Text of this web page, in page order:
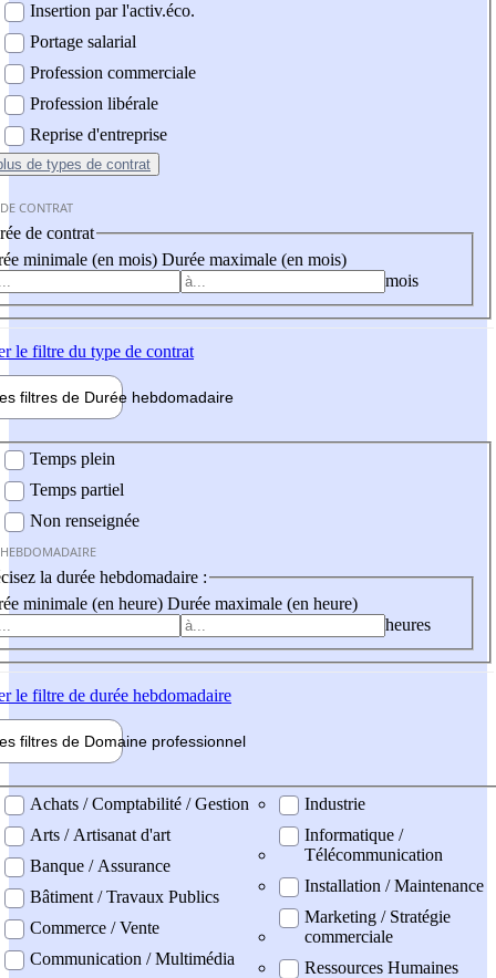
Insertion par l'activ.éco.
Portage salarial
Profession commerciale
Profession libérale
Reprise d'entreprise
de types de contrat
CONTRAT
de contrat
minimale (en mois) Durée maximale (en mois)
mois
le filtre du type de contrat
filtres de Durée hebdomadaire
Temps plein
Temps partiel
Non renseignée
la durée hebdomadaire :
minimale (en heure) Durée maximale (en heure)
heures
le filtre de durée hebdomadaire
filtres de Domaine professionnel
professionel
Achats / Comptabilité / Gestion
Arts / Artisanat d'art
Banque / Assurance
Bâtiment / Travaux Publics
Commerce / Vente
Communication / Multimédia
Industrie
Informatique /
Télécommunication
Installation / Maintenance
Marketing / Stratégie
commerciale
Ressources Humaines